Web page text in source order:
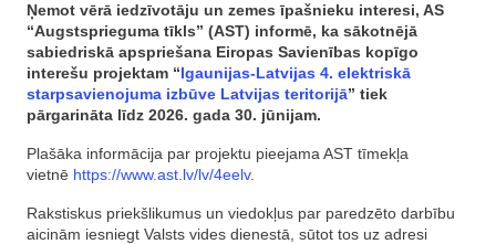
Ņemot vērā iedzīvotāju un zemes īpašnieku interesi, AS
“Augstsprieguma tīkls” (AST) informē, ka sākotnējā
sabiedriskā apspriešana Eiropas Savienības kopīgo
interešu projektam “Igaunijas-Latvijas 4. elektriskā
starpsavienojuma izbūve Latvijas teritorijā” tiek
pārgarināta līdz 2026. gada 30. jūnijam.
Plašāka informācija par projektu pieejama AST tīmekļa
vietnē https://www.ast.lv/lv/4eelv.
Rakstiskus priekšlikumus un viedokļus par paredzēto darbību
aicinām iesniegt Valsts vides dienestā, sūtot tos uz adresi